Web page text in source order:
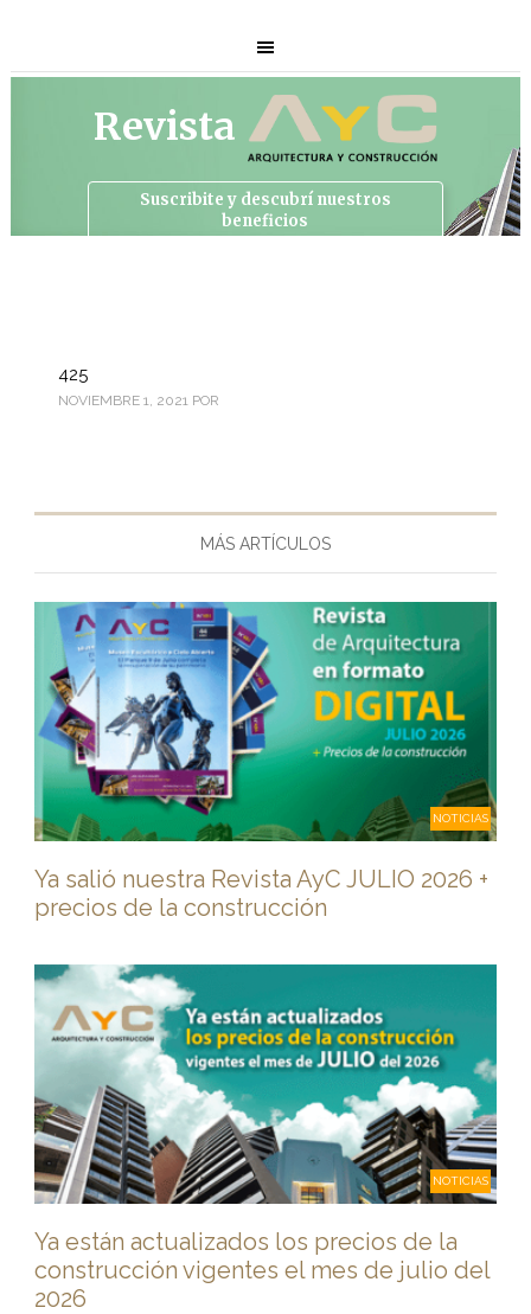
Revista
Suscribite y descubrí nuestros
beneficios
425
NOVIEMBRE 1, 2021POR
MÁS ARTÍCULOS
NOTICIAS
Ya salió nuestra Revista AyC JULIO 2026 +
precios de la construcción
NOTICIAS
Ya están actualizados los precios de la
construcción vigentes el mes de julio del
2026